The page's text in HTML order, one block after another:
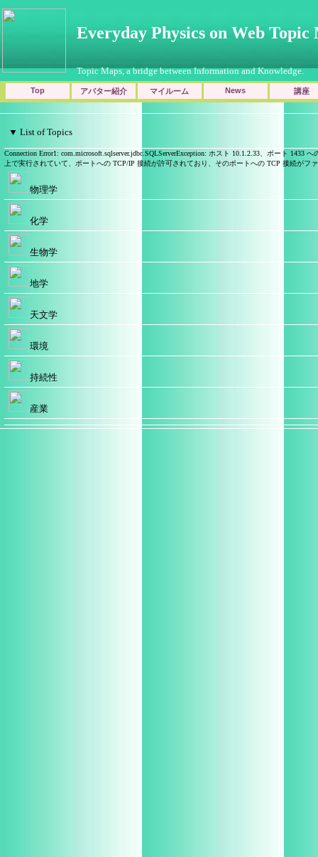
Everyday Physics on Web Topic
Topic Maps, a bridge between Information and Knowledge.
Top アバター紹介 マイルーム News 講座
▼ List of Topics
Connection Error1: com.microsoft.sqlserver.jdbc.SQLServerException: ホスト 10.1.2.33、ポート
上で実行されていて、ポートへの TCP/IP 接続が許可されており、そのポートへの TCP 接続が
物理学
化学
生物学
地学
天文学
環境
持続性
産業